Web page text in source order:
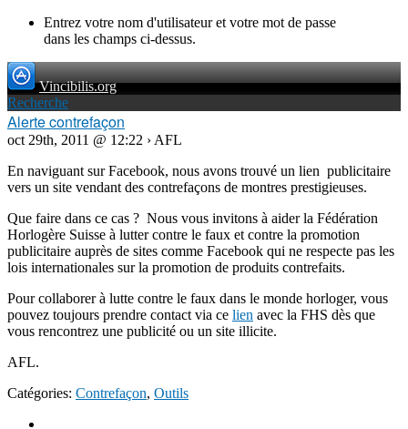
Entrez votre nom d'utilisateur et votre mot de passe
dans les champs ci-dessus.
Vincibilis.org
Recherche
Alerte contrefaçon
oct 29th, 2011 @ 12:22 › AFL
En naviguant sur Facebook, nous avons trouvé un lien publicitaire
vers un site vendant des contrefaçons de montres prestigieuses.
Que faire dans ce cas ? Nous vous invitons à aider la Fédération
Horlogère Suisse à lutter contre le faux et contre la promotion
publicitaire auprès de sites comme Facebook qui ne respecte pas les
lois internationales sur la promotion de produits contrefaits.
Pour collaborer à lutte contre le faux dans le monde horloger, vous
pouvez toujours prendre contact via ce lien avec la FHS dès que
vous rencontrez une publicité ou un site illicite.
AFL.
Catégories: Contrefaçon, Outils